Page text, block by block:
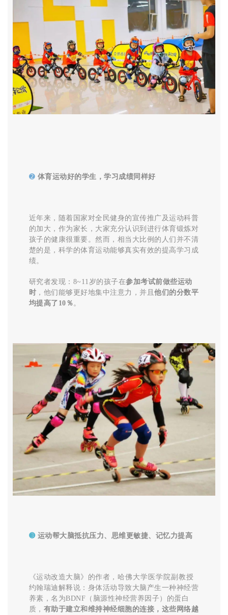
➋ 体育运动好的学生，学习成绩同样好
近年来，随着国家对全民健身的宣传推广及运动科普
的加大，作为家长，大家充分认识到进行体育锻炼对
孩子的健康很重要。然而，相当大比例的人们并不清
楚的是，科学的体育运动能够真实有效的提高学习成
绩。
研究者发现： 8~11岁的孩子在参加考试前做些运动
时 ，他们能够更好地集中注意力，并且他们的分数平
均提高了10％ 。
➌ 运动帮大脑抵抗压力、思维更敏捷、记忆力提高
《运动改造大脑》的作者， 哈佛大学医学院副教授
约翰瑞迪解释说：身体活动导致大脑产生一种神经营
养素，名为BDNF（脑源性神经营养因子）的蛋白
质， 有助于建立和维持神经细胞的连接， 这些 网络越